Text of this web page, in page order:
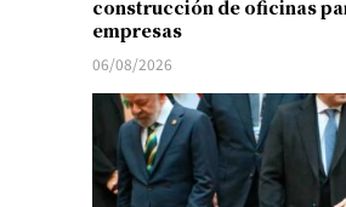
construcción de oficinas
empresas
06/08/2026